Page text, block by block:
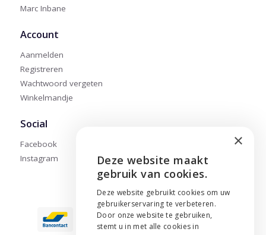
Marc Inbane
Account
Aanmelden
Registreren
Wachtwoord vergeten
Winkelmandje
Social
Facebook
Instagram
ENGLISH
×
Deze website maakt
gebruik van cookies.
Deze website gebruikt cookies om uw
gebruikerservaring te verbeteren.
Door onze website te gebruiken,
stemt u in met alle cookies in